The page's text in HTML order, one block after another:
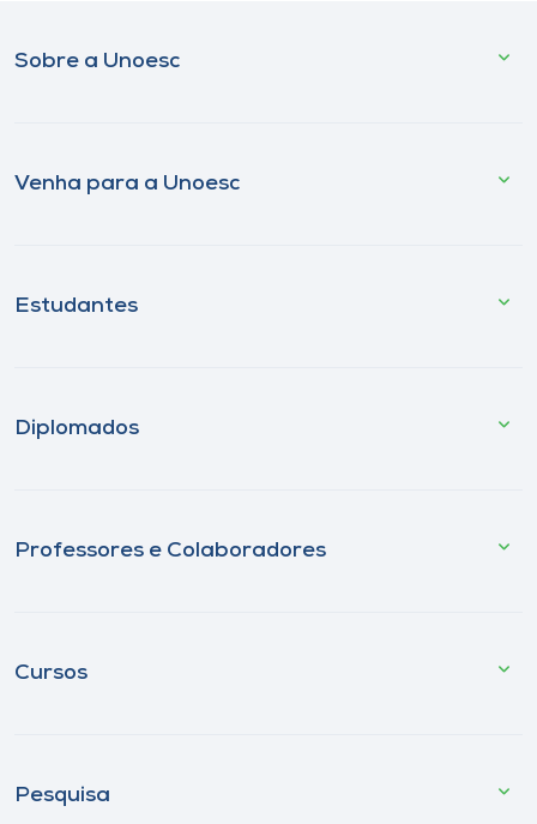
Sobre a Unoesc
Venha para a Unoesc
Estudantes
Diplomados
Professores e Colaboradores
Cursos
Pesquisa